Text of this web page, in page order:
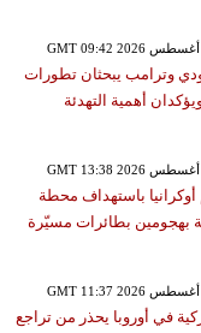
وترامب يبحثان تطورات
أهمية التهدئة
باستهداف محطة
بهجومين بطائرات مسيّرة
في أوروبا يحذر من تراجع